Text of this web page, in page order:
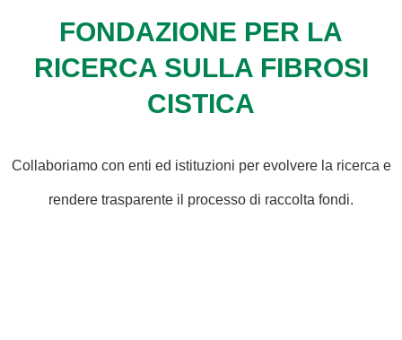
FONDAZIONE PER LA
RICERCA SULLA FIBROSI
CISTICA
Collaboriamo con enti ed istituzioni per evolvere la ricerca e
rendere trasparente il processo di raccolta fondi.